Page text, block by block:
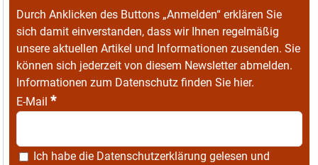
Durch Anklicken des Buttons „Anmelden“ erklären Sie
sich damit einverstanden, dass wir Ihnen regelmäßig
unsere aktuellen Artikel und Informationen zusenden. Sie
können sich jederzeit von diesem Newsletter abmelden.
Informationen zum Datenschutz finden Sie hier.
E-Mail *
Ich habe die Datenschutzerklärung gelesen und